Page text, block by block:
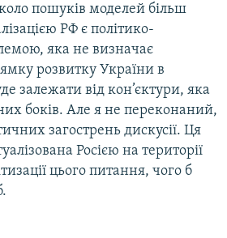
пошуків моделей більш
РФ є політико-
яка не визначає
розвитку України в
залежати від кон’єктури, яка
боків. Але я не переконаний,
загострень дискусії. Ця
Росією на території
цього питання, чого б